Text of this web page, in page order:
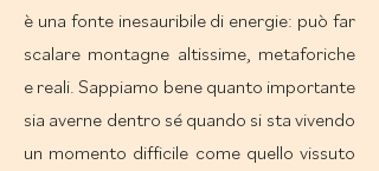
è una fonte inesauribile di energie: può far
scalare montagne altissime, metaforiche
e reali. Sappiamo bene quanto importante
sia averne dentro sé quando si sta vivendo
un momento difficile come quello vissuto